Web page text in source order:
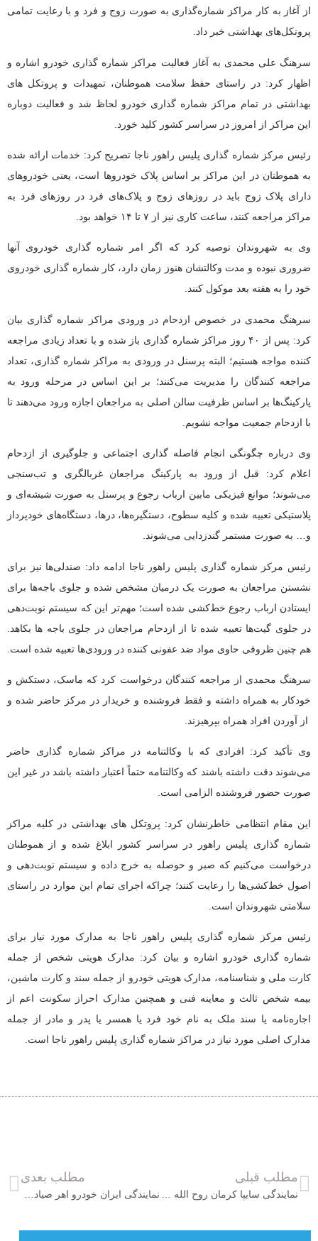
از آغاز به کار مراکز شماره‌گذاری به صورت زوج و فرد و با رعایت تمامی
پروتکل‌های بهداشتی خبر داد.
سرهنگ علی محمدی به آغاز فعالیت مراکز شماره گذاری خودرو اشاره و
اظهار کرد: در راستای حفظ سلامت هموطنان، تمهیدات و پروتکل های
بهداشتی در تمام مراکز شماره گذاری خودرو لحاظ شد و فعالیت دوباره
این مراکز از امروز در سراسر کشور کلید خورد.
رئیس مرکز شماره گذاری پلیس راهور ناجا تصریح کرد: خدمات ارائه شده
به هموطنان در این مراکز بر اساس پلاک خودروها است، یعنی خودروهای
دارای پلاک زوج باید در روزهای زوج و پلاک‌های فرد در روزهای فرد به
مراکز مراجعه کنند، ساعت کاری نیز از ۷ تا ۱۴ خواهد بود.
وی به شهروندان توصیه کرد که اگر امر شماره گذاری خودروی آنها
ضروری نبوده و مدت وکالتشان هنوز زمان دارد، کار شماره گذاری خودروی
خود را به هفته بعد موکول کنند.
سرهنگ محمدی در خصوص ازدحام در ورودی مراکز شماره گذاری بیان
کرد: پس از ۴۰ روز مراکز شماره گذاری باز شده و با تعداد زیادی مراجعه
کننده مواجه هستیم؛ البته پرسنل در ورودی به مراکز شماره گذاری، تعداد
مراجعه کنندگان را مدیریت می‌کنند؛ بر این اساس در مرحله ورود به
پارکینگ‌ها بر اساس ظرفیت سالن اصلی به مراجعان اجازه ورود می‌دهند تا
با ازدحام جمعیت مواجه نشویم.
وی درباره چگونگی انجام فاصله گذاری اجتماعی و جلوگیری از ازدحام
اعلام کرد: قبل از ورود به پارکینگ مراجعان غربالگری و تب‌سنجی
می‌شوند؛ موانع فیزیکی مابین ارباب رجوع و پرسنل به صورت شیشه‌ای و
پلاستیکی تعبیه شده و کلیه سطوح، دستگیره‌ها،‌ درها، دستگاه‌های خودپرداز
و… به صورت مستمر گندزدایی می‌شوند.
رئیس مرکز شماره گذاری پلیس راهور ناجا ادامه داد: صندلی‌ها نیز برای
نشستن مراجعان به صورت یک درمیان مشخص شده و جلوی باجه‌ها برای
ایستادن ارباب رجوع خط‌کشی شده است؛ مهم‌تر این که سیستم نوبت‌دهی
در جلوی گیت‌ها تعبیه شده تا از ازدحام مراجعان در جلوی باجه ها بکاهد.
هم چنین ظروفی حاوی مواد ضد عفونی‌ کننده در ورودی‌ها تعبیه شده است.
سرهنگ محمدی از مراجعه کنندگان درخواست کرد که ماسک، دستکش و
خودکار به همراه داشته و فقط فروشنده و خریدار در مرکز حاضر شده و
از آوردن افراد همراه بپرهیزند.
وی تأکید کرد: افرادی که با وکالتنامه در مراکز شماره گذاری حاضر
می‌شوند دقت داشته باشند که وکالتنامه حتماً اعتبار داشته باشد در غیر این
صورت حضور فروشنده الزامی است.
این مقام انتظامی خاطرنشان کرد: پروتکل های بهداشتی در کلیه مراکز
شماره گذاری پلیس راهور در سراسر کشور ابلاغ شده و از هموطنان
درخواست می‌کنیم که صبر و حوصله به خرج داده و سیستم نوبت‌دهی و
اصول خط‌کشی‌ها را رعایت کنند؛ چراکه اجرای تمام این موارد در راستای
سلامتی شهروندان است.
رئیس مرکز شماره گذاری پلیس راهور ناجا به مدارک مورد نیاز برای
شماره گذاری خودرو اشاره و بیان کرد: مدارک هویتی شخص از جمله
کارت ملی و شناسنامه، مدارک هویتی خودرو از جمله سند و کارت ماشین،
بیمه شخص ثالث و معاینه فنی و همچنین مدارک احراز سکونت اعم از
اجاره‌نامه یا سند ملک به نام خود فرد یا همسر یا پدر و مادر از جمله
مدارک اصلی مورد نیاز در مراکز شماره گذاری پلیس راهور ناجا است.
مطلب قبلی
نمایندگی سایپا کرمان روح الله گروهی 5672
مطلب بعدی
نمایندگی ایران خودرو اهر صیادی 1846